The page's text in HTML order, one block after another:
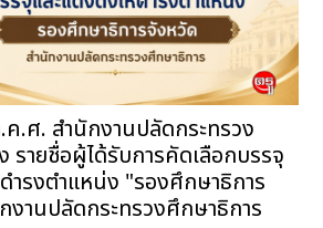
ค.ศ. สำนักงานปลัดกระทรวง
รายชื่อผู้ได้รับการคัดเลือกบรรจุ
ำรงตำแหน่ง "รองศึกษาธิการ
งานปลัดกระทรวงศึกษาธิการ